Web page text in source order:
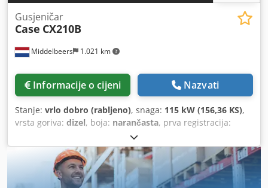
Middelbeers 1.021 km
Gusjeničar
Case CX210B
Informacije o cijeni Nazvati
Stanje: vrlo dobro (rabljeno), snaga: 115 kW (156,36 KS),
vrsta goriva: dizel, boja: narančasta, prva registracija:
, Godina proizvodnje:2012
Opće informacije Modelna godina: 2012 Crsdpfsy En Ndjx
Alyof Serijski broj: DCH210R5NCEAH2500 Tehničke
informacije Broj cilindara: 4 Vlastita masa: 22.600 kg
Funkcionalnost Radna širina: 300 cm CE oznaka: da Stanje